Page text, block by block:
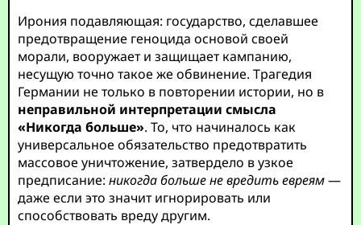
Ирония подавляющая: государство, сделавшее
предотвращение геноцида основой своей
морали, вооружает и защищает кампанию,
несущую точно такое же обвинение. Трагедия
Германии не только в повторении истории, но в
неправильной интерпретации смысла
«Никогда больше». То, что начиналось как
универсальное обязательство предотвратить
массовое уничтожение, затвердело в узкое
предписание:никогда больше не вредить евреям—
даже если это значит игнорировать или
способствовать вреду другим.